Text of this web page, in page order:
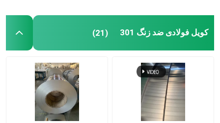
کویل فولادی ضد زنگ 301 (21)